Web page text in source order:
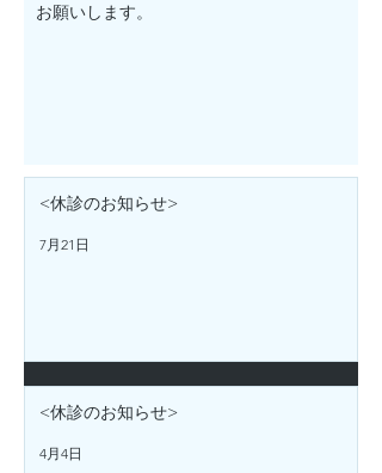
お願いします。
<休診のお知らせ>
7月21日
<休診のお知らせ>
4月4日